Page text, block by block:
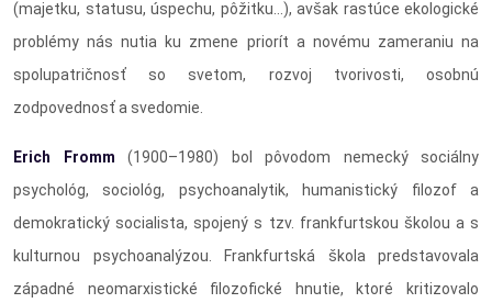
(majetku, statusu, úspechu, pôžitku…), avšak rastúce ekologické
problémy nás nutia ku zmene priorít a novému zameraniu na
spolupatričnosť so svetom, rozvoj tvorivosti, osobnú
zodpovednosť a svedomie.
Erich Fromm (1900–1980) bol pôvodom nemecký sociálny
psychológ, sociológ, psychoanalytik, humanistický filozof a
demokratický socialista, spojený s tzv. frankfurtskou školou a s
kulturnou psychoanalýzou. Frankfurtská škola predstavovala
západné neomarxistické filozofické hnutie, ktoré kritizovalo